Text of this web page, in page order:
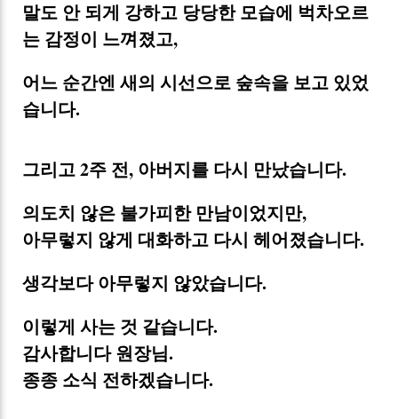
말도 안 되게 강하고 당당한 모습에 벅차오르
는 감정이 느껴졌고,
어느 순간엔 새의 시선으로 숲속을 보고 있었
습니다.
그리고 2주 전, 아버지를 다시 만났습니다.
의도치 않은 불가피한 만남이었지만,
아무렇지 않게 대화하고 다시 헤어졌습니다.
생각보다 아무렇지 않았습니다.
이렇게 사는 것 같습니다.
감사합니다 원장님.
종종 소식 전하겠습니다.